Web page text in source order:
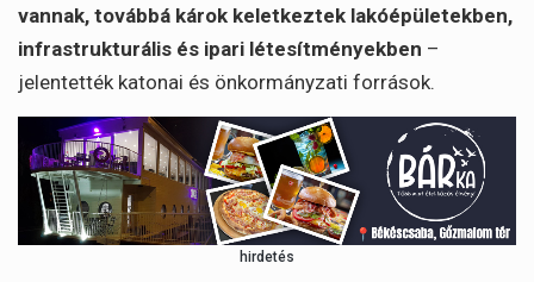
vannak, továbbá károk keletkeztek lakóépületekben,
infrastrukturális és ipari létesítményekben –
jelentették katonai és önkormányzati források.
hirdetés